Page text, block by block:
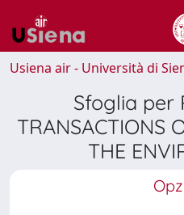
Usiena air - Università di
Sfoglia per
TRANSACTIONS
THE